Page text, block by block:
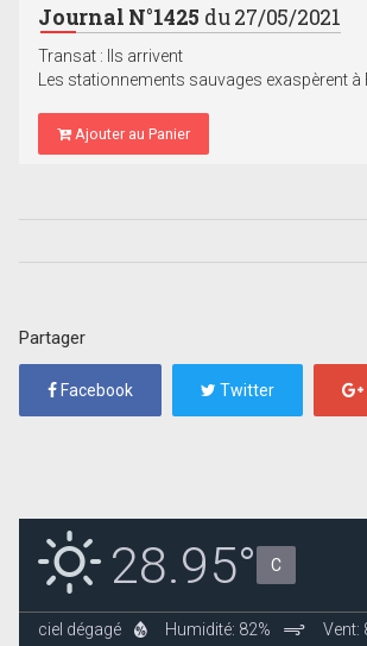
Journal N°1425 du 27/05/2021
Transat : Ils arrivent
Les stationnements sauvages exaspèrent à
Ajouter au Panier
Partager
Facebook Twitter
28.95° C
ciel dégagé Humidité: 82% Vent: